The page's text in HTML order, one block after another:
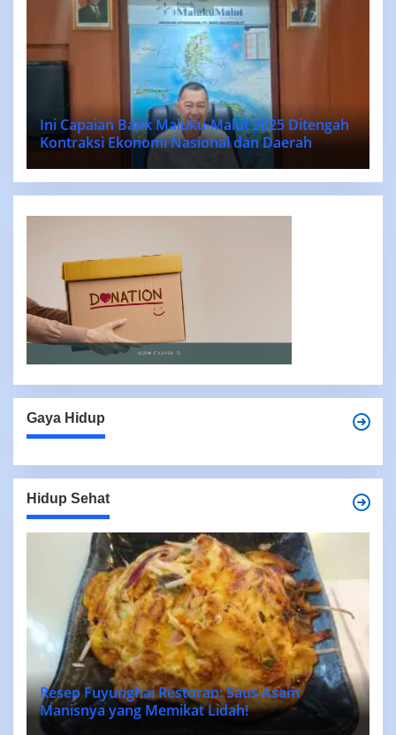
Ini Capaian Bank Maluku-Malut 2025 Ditengah
Kontraksi Ekonomi Nasional dan Daerah
Gaya Hidup
Hidup Sehat
Resep Fuyunghai Restoran: Saus Asam
Manisnya yang Memikat Lidah!